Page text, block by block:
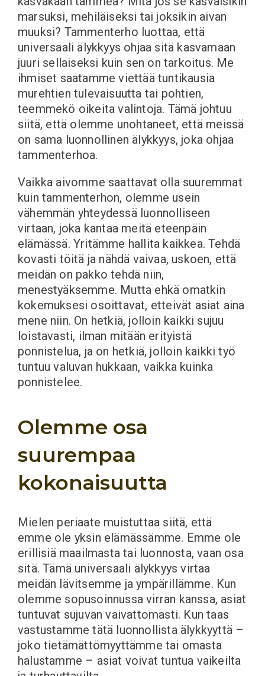
marsuksi, mehiläiseksi tai joksikin aivan
muuksi? Tammenterho luottaa, että
universaali älykkyys ohjaa sitä kasvamaan
juuri sellaiseksi kuin sen on tarkoitus. Me
ihmiset saatamme viettää tuntikausia
murehtien tulevaisuutta tai pohtien,
teemmekö oikeita valintoja. Tämä johtuu
siitä, että olemme unohtaneet, että meissä
on sama luonnollinen älykkyys, joka ohjaa
tammenterhoa.
Vaikka aivomme saattavat olla suuremmat
kuin tammenterhon, olemme usein
vähemmän yhteydessä luonnolliseen
virtaan, joka kantaa meitä eteenpäin
elämässä. Yritämme hallita kaikkea. Tehdä
kovasti töitä ja nähdä vaivaa, uskoen, että
meidän on pakko tehdä niin,
menestyäksemme. Mutta ehkä omatkin
kokemuksesi osoittavat, etteivät asiat aina
mene niin. On hetkiä, jolloin kaikki sujuu
loistavasti, ilman mitään erityistä
ponnistelua, ja on hetkiä, jolloin kaikki työ
tuntuu valuvan hukkaan, vaikka kuinka
ponnistelee.
Olemme osa
suurempaa
kokonaisuutta
Mielen periaate muistuttaa siitä, että
emme ole yksin elämässämme. Emme ole
erillisiä maailmasta tai luonnosta, vaan osa
sitä. Tämä universaali älykkyys virtaa
meidän lävitsemme ja ympärillämme. Kun
olemme sopusoinnussa virran kanssa, asiat
tuntuvat sujuvan vaivattomasti. Kun taas
vastustamme tätä luonnollista älykkyyttä –
joko tietämättömyyttämme tai omasta
halustamme – asiat voivat tuntua vaikeilta